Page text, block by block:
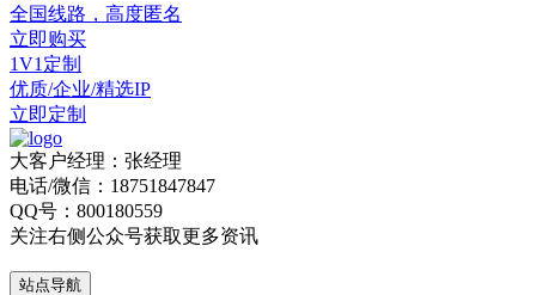
全国线路，高度匿名
立即购买
1V1定制
优质/企业/精选IP
立即定制
大客户经理：张经理
电话/微信：18751847847
QQ号：800180559
关注右侧公众号获取更多资讯
站点导航